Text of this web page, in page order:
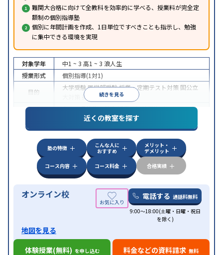
難関大合格に向けて全教科を効率的に学べる、授業料が完全定
額制の個別指導塾
個別に年間計画を作成、1日単位ですべきことも指示し、勉強
に集中できる環境を実現
続きを見る
対象学年 中1 ~ 3 高1 ~ 3 浪人生
授業形式
個別指導(1対1)
目的
大学受験医学部受験授業・定期テスト対策 国公立
英検(英語検定)対策
中高一貫校生に対応授業の振替可能オンライン対
自習室あり
近くの教室を探す
塾の特徴
こんな人に
おすすめ
メリット・
デメリット
コース内容
コース料金 合格実績
オンライン校 電話する 通話料無料
9:00～18:00(土曜・日曜・祝日
を除く)
地図を見る
体験授業(無料) を申し込む 料金などの資料請求 無料